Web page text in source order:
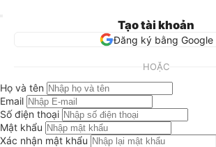
Tạo tài khoản
Đăng ký bằng Google
HOẶC
Họ và tên
Email
Số điện thoại
Mật khẩu
Xác nhận mật khẩu